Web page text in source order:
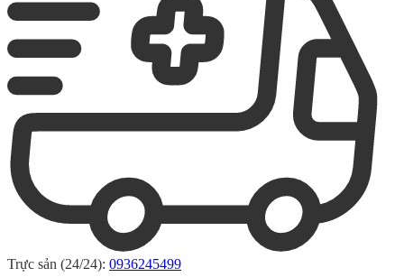
Trực sản (24/24): 0936245499